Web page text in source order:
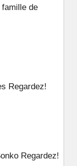
de
Regardez!
Regardez!